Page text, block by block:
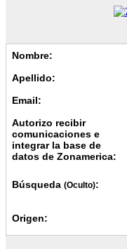
Nombre:
Apellido:
Email:
Autorizo recibir
comunicaciones e
integrar la base de
datos de Zonamerica:
Búsqueda (Oculto):
Origen: